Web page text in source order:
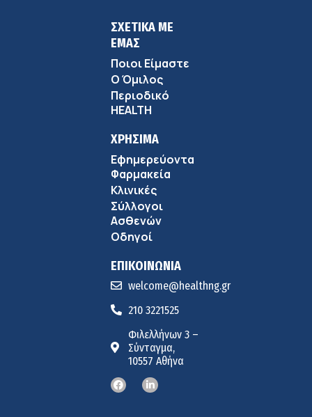
ΣΧΕΤΙΚΑ ΜΕ
ΕΜΑΣ
Ποιοι Είμαστε
Ο Όμιλος
Περιοδικό
HEALTH
ΧΡΗΣΙΜΑ
Εφημερεύοντα
Φαρμακεία
Κλινικές
Σύλλογοι
Ασθενών
Οδηγοί
ΕΠΙΚΟΙΝΩΝΙΑ
welcome@healthng.gr
210 3221525
Φιλελλήνων 3 –
Σύνταγμα,
10557 Αθήνα